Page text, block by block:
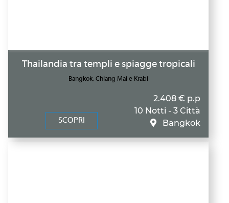
Thailandia tra templi e spiagge tropicali
Bangkok, Chiang Mai e Krabi
SCOPRI
2.408 € p.p
10 Notti - 3 Città
Bangkok